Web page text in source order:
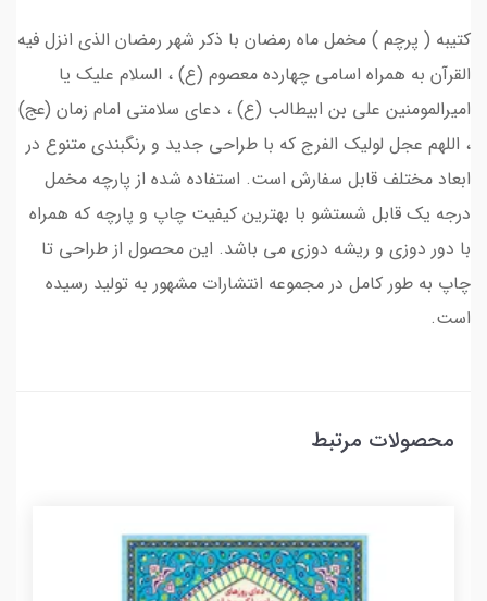
کتیبه ( پرچم ) مخمل ماه رمضان با ذکر شهر رمضان الذی انزل فيه
القرآن به همراه اسامی چهارده معصوم (ع) ، السلام علیک یا
امیرالمومنین علی بن ابیطالب (ع) ، دعای سلامتی امام زمان (عج)
، اللهم عجل لولیک الفرج که با طراحی جدید و رنگبندی متنوع در
ابعاد مختلف قابل سفارش است. استفاده شده از پارچه مخمل
درجه یک قابل شستشو با بهترین کیفیت چاپ و پارچه که همراه
با دور دوزی و ریشه دوزی می باشد. این محصول از طراحی تا
چاپ به طور کامل در مجموعه انتشارات مشهور به تولید رسیده
است.
محصولات مرتبط